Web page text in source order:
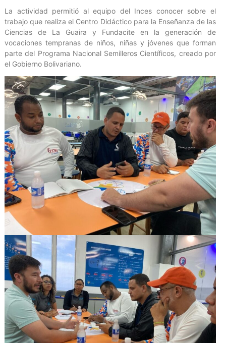
La actividad permitió al equipo del Inces conocer sobre el
trabajo que realiza el Centro Didáctico para la Enseñanza de las
Ciencias de La Guaira y Fundacite en la generación de
vocaciones tempranas de niños, niñas y jóvenes que forman
parte del Programa Nacional Semilleros Científicos, creado por
el Gobierno Bolivariano.